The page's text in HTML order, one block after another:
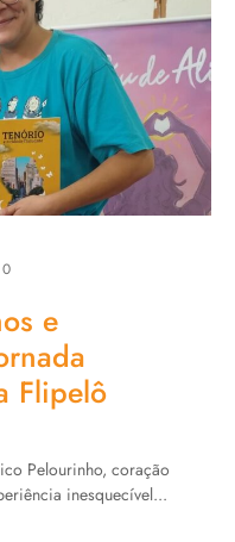
e
Flipelô
Pelourinho, coração
inesquecível...